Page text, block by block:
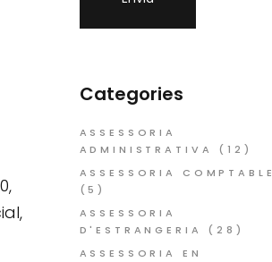
Categories
ASSESSORIA
ADMINISTRATIVA
(12)
ASSESSORIA COMPTABLE
(5)
ASSESSORIA
D'ESTRANGERIA
(28)
ASSESSORIA EN